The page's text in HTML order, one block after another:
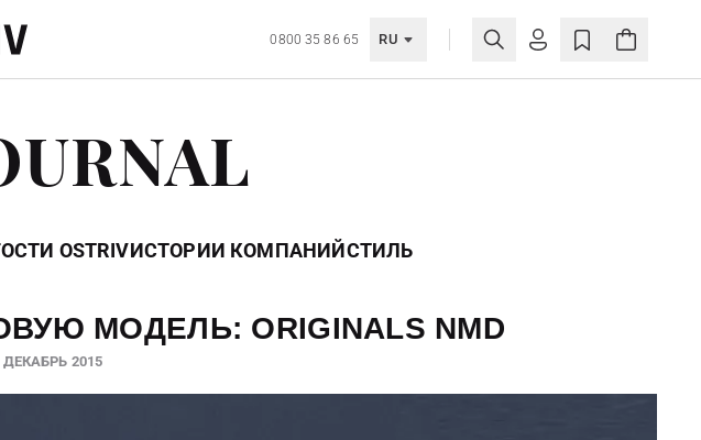
0800 35 86 65 RU
OSTRIVИСТОРИИ КОМПАНИЙСТИЛЬ
МОДЕЛЬ: ORIGINALS NMD
2015